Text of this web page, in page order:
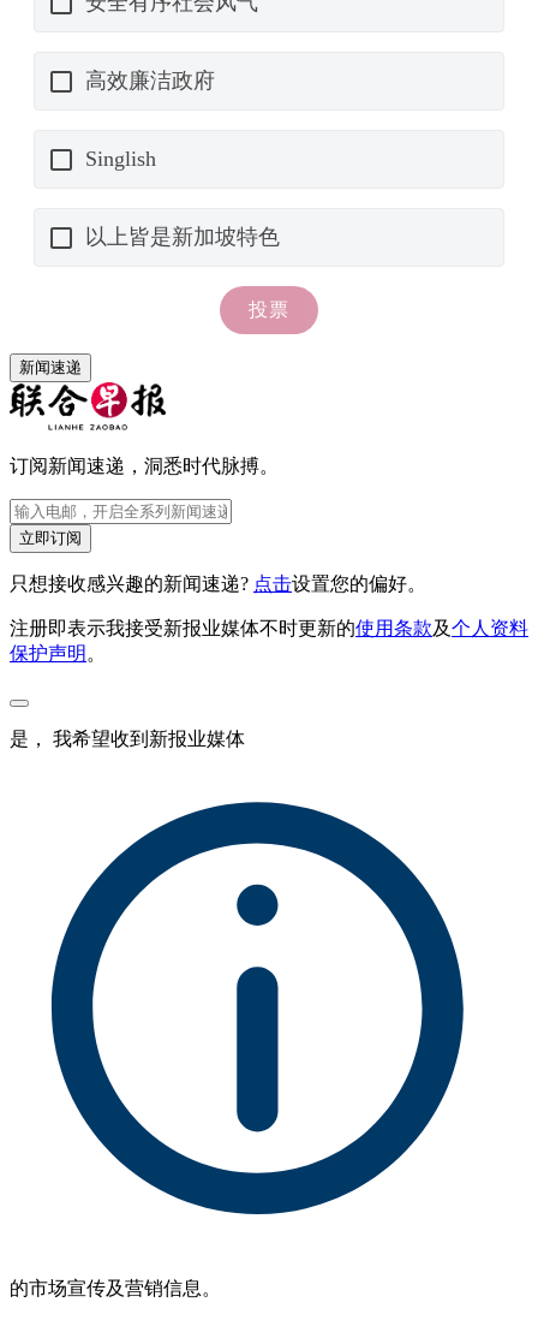
新闻速递
订阅新闻速递，洞悉时代脉搏。
立即订阅
只想接收感兴趣的新闻速递? 点击设置您的偏好。
注册即表示我接受新报业媒体不时更新的使用条款及个人资料
保护声明 。
是， 我希望收到新报业媒体
的市场宣传及营销信息。